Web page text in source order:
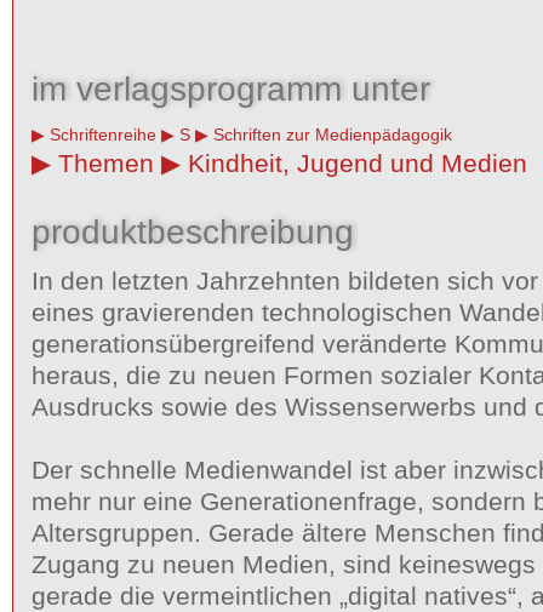
im verlagsprogramm unter
Schriftenreihe S Schriften zur Medienpädagogik
Themen Kindheit, Jugend und Medien
produktbeschreibung
In den letzten Jahrzehnten bildeten sich
eines gravierenden technologischen
generationsübergreifend veränderte
heraus, die zu neuen Formen sozialer
Ausdrucks sowie des Wissenserwerbs und
Der schnelle Medienwandel ist aber
mehr nur eine Generationenfrage, sondern
Altersgruppen. Gerade ältere Menschen
Zugang zu neuen Medien, sind keineswegs
gerade die vermeintlichen „digital natives“,